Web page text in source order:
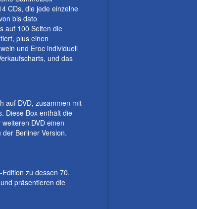
CDs, die jede einzelne
bis dato
auf 100 Seiten die
plus einen
und Eroc individuell
und das
auf DVD, zusammen mit
Diese Box enthält die
DVD einen
Berliner Version.
zu dessen 70.
präsentieren die